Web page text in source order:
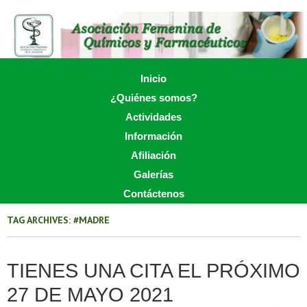
content
Inicio
¿Quiénes somos?
Actividades
Información
Afiliación
Galerías
Contáctenos
TAG ARCHIVES: #MADRE
TIENES UNA CITA EL PRÓXIMO
27 DE MAYO 2021